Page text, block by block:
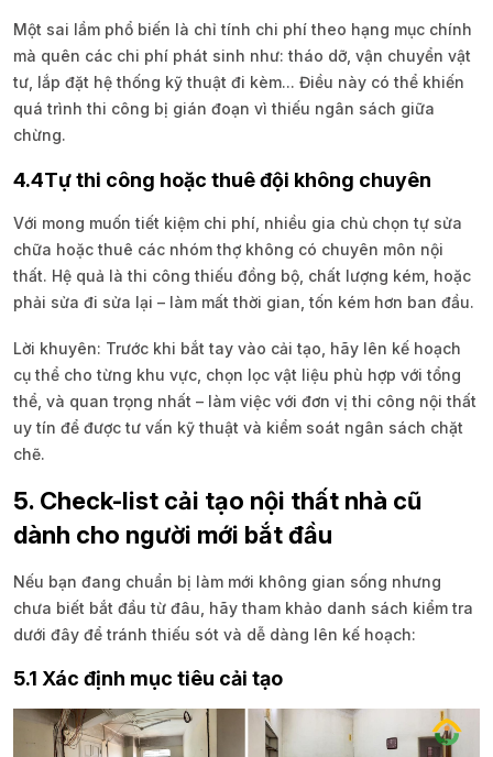
Một sai lầm phổ biến là chỉ tính chi phí theo hạng mục chính
mà quên các chi phí phát sinh như: tháo dỡ, vận chuyển vật
tư, lắp đặt hệ thống kỹ thuật đi kèm... Điều này có thể khiến
quá trình thi công bị gián đoạn vì thiếu ngân sách giữa
chừng.
4.4Tự thi công hoặc thuê đội không chuyên
Với mong muốn tiết kiệm chi phí, nhiều gia chủ chọn tự sửa
chữa hoặc thuê các nhóm thợ không có chuyên môn nội
thất. Hệ quả là thi công thiếu đồng bộ, chất lượng kém, hoặc
phải sửa đi sửa lại – làm mất thời gian, tốn kém hơn ban đầu.
Lời khuyên: Trước khi bắt tay vào cải tạo, hãy lên kế hoạch
cụ thể cho từng khu vực, chọn lọc vật liệu phù hợp với tổng
thể, và quan trọng nhất – làm việc với đơn vị thi công nội thất
uy tín để được tư vấn kỹ thuật và kiểm soát ngân sách chặt
chẽ.
5. Check-list cải tạo nội thất nhà cũ
dành cho người mới bắt đầu
Nếu bạn đang chuẩn bị làm mới không gian sống nhưng
chưa biết bắt đầu từ đâu, hãy tham khảo danh sách kiểm tra
dưới đây để tránh thiếu sót và dễ dàng lên kế hoạch:
5.1 Xác định mục tiêu cải tạo